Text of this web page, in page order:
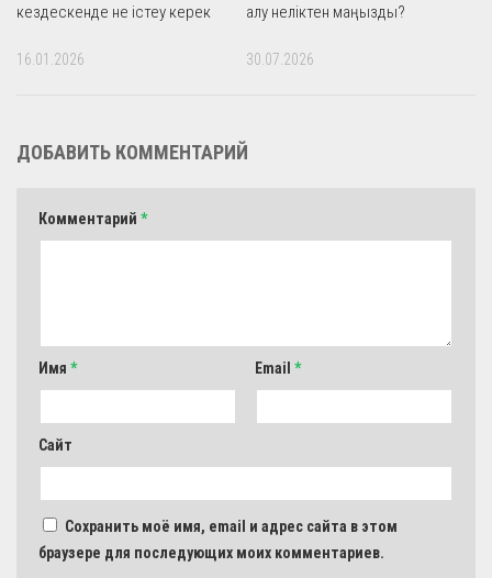
кездескенде не істеу керек
16.01.2026
алу неліктен маңызды?
30.07.2026
ДОБАВИТЬ КОММЕНТАРИЙ
Комментарий *
Имя * Email *
Сайт
Сохранить моё имя, email и адрес сайта в этом
браузере для последующих моих комментариев.